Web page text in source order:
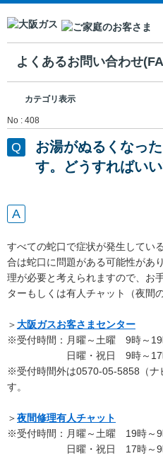
よくあるお問い合わせ
カテゴリ表示
No : 408
お湯がぬるくなっ
す。どうすればい
すべての蛇口で症状が発生してい
合は蛇口に問題がある可能性があ
理が必要と考えられますので、お
ターもしくは有人チャット（夜間
＞大阪ガスお客さまセンター
※受付時間：月曜～土曜 9時～
日曜・祝日 9時～17
※受付時間外は0570-05-5858（ナ
す。
＞夜間修理有人チャット
※受付時間：月曜～土曜 19時～
日曜・祝日 17時～9